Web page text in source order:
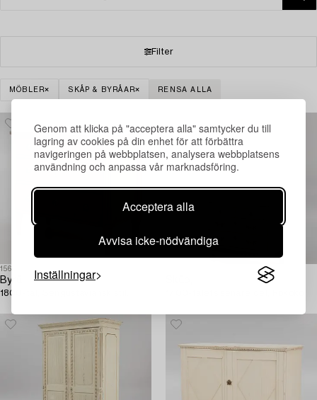
Genom att klicka på "acceptera alla" samtycker du till
lagring av cookies på din enhet för att förbättra
navigeringen på webbplatsen, analysera webbplatsens
användning och anpassa vår marknadsföring.
Acceptera alla
Avvisa icke-nödvändiga
Inställningar
Filter
MÖBLER SKÅP & BYRÅAR RENSA ALLA
1566061
Byrå,
1800-tal, Sengustaviansk stil.